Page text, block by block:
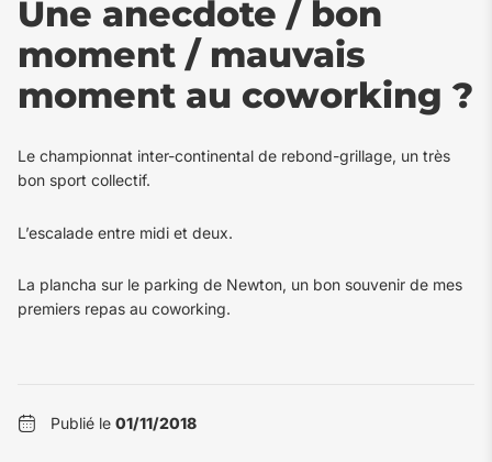
Une anecdote / bon
moment / mauvais
moment au coworking ?
Le championnat inter-continental de rebond-grillage, un très
bon sport collectif.
L’escalade entre midi et deux.
La plancha sur le parking de Newton, un bon souvenir de mes
premiers repas au coworking.
Publié le01/11/2018